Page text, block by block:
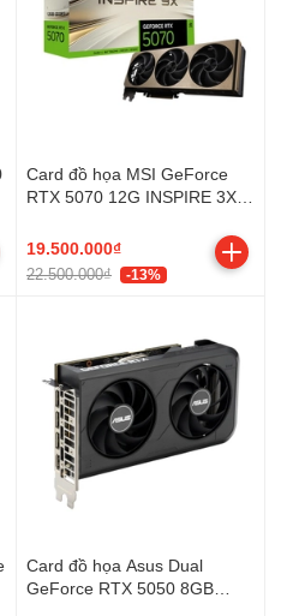
Card đồ họa MSI GeForce
RTX 5070 12G INSPIRE 3X
19.500.000₫
22.500.000₫ -13%
Card đồ họa Asus Dual
GeForce RTX 5050 8GB